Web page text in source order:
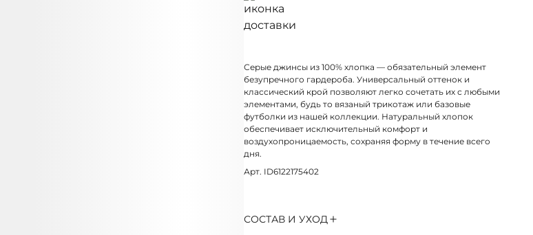
Серые джинсы из 100% хлопка — обязательный элемент
безупречного гардероба. Универсальный оттенок и
классический крой позволяют легко сочетать их с любыми
элементами, будь то вязаный трикотаж или базовые
футболки из нашей коллекции. Натуральный хлопок
обеспечивает исключительный комфорт и
воздухопроницаемость, сохраняя форму в течение всего
дня.
Арт. ID6122175402
СОСТАВ И УХОД